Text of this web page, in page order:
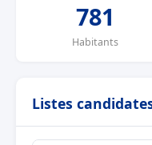
781
Habitants
Listes